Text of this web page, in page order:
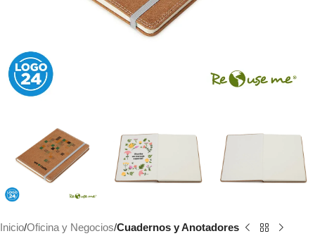
Inicio Oficina y Negocios Cuadernos y Anotadores